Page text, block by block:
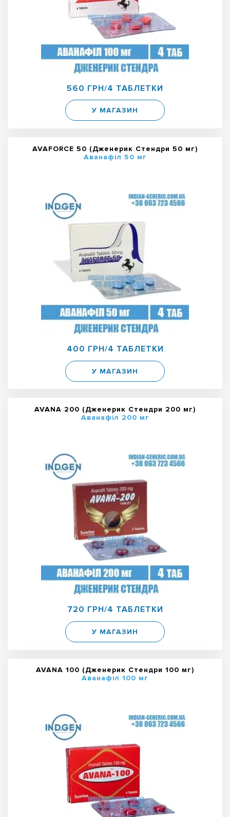
560 ГРН/4 ТАБЛЕТКИ
У МАГАЗИН
AVAFORCE 50 (Дженерик Стендри 50 мг)
Аванафіл 50 мг
400 ГРН/4 ТАБЛЕТКИ
У МАГАЗИН
AVANA 200 (Дженерик Стендри 200 мг)
Аванафіл 200 мг
720 ГРН/4 ТАБЛЕТКИ
У МАГАЗИН
AVANA 100 (Дженерик Стендри 100 мг)
Аванафіл 100 мг